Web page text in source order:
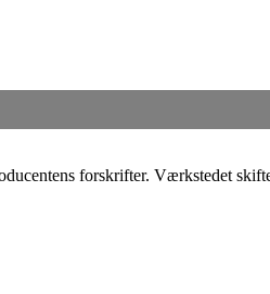
forskrifter. Værkstedet